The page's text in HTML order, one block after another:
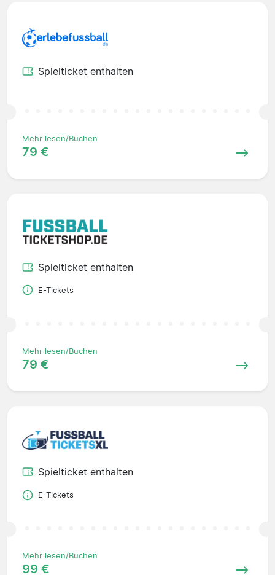
Spielticket enthalten
Mehr lesen/Buchen
79 €
Spielticket enthalten
E-Tickets
Mehr lesen/Buchen
79 €
Spielticket enthalten
E-Tickets
Mehr lesen/Buchen
99 €